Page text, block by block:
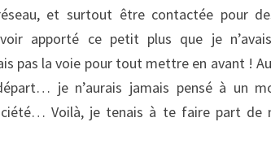
et surtout être contactée pour
apporté ce petit plus que je
pas la voie pour tout mettre en avant !
je n’aurais jamais pensé à un
Voilà, je tenais à te faire part de